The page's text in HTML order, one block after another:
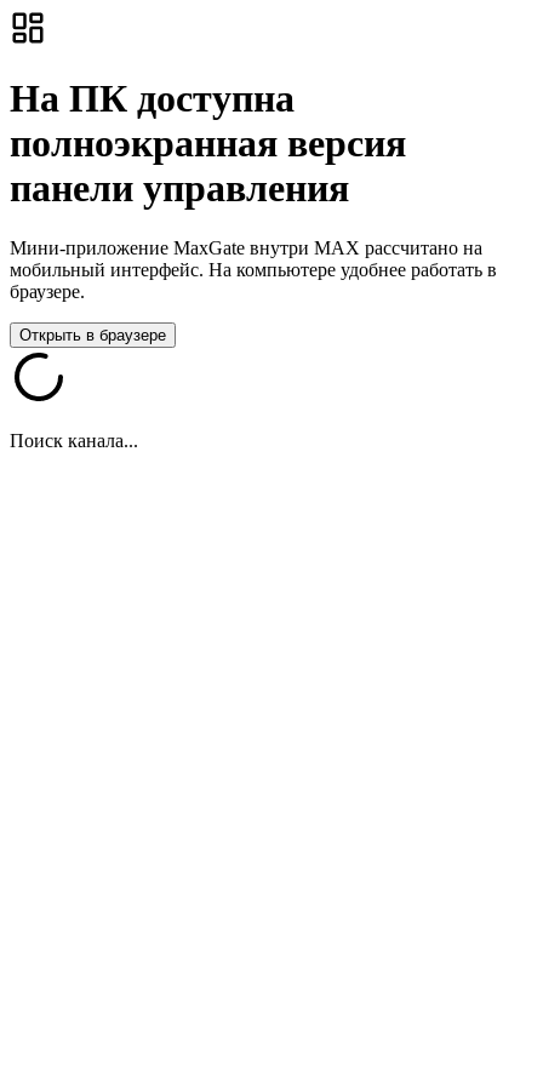
На ПК доступна
полноэкранная версия
панели управления
Мини-приложение MaxGate внутри MAX рассчитано на
мобильный интерфейс. На компьютере удобнее работать в
браузере.
Открыть в браузере
Поиск канала...